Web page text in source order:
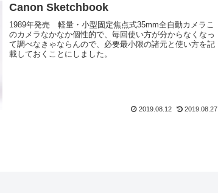
Canon Sketchbook
1989年発売 軽量・小型固定焦点式35mm全自動カメラこ
のカメラなかなか個性的で、毎回使い方が分からなくなっ
て調べなきゃならんので、必要最小限の諸元と使い方を記
載しておくことにしました。
2019.08.12 2019.08.27